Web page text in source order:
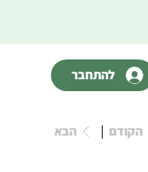
להתחבר
הקודם הבא